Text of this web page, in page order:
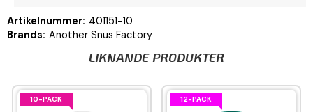
Artikelnummer: 401151-10
Brands: Another Snus Factory
LIKNANDE PRODUKTER
10-PACK 12-PACK